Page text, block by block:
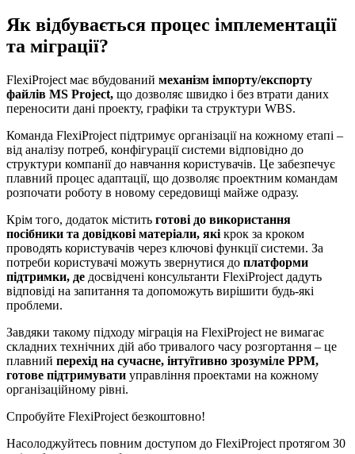
Як відбувається процес імплементації
та міграції?
FlexiProject має вбудований механізм імпорту/експорту
файлів MS Project, що дозволяє швидко і без втрати даних
переносити дані проекту, графіки та структури WBS.
Команда FlexiProject підтримує організації на кожному етапі –
від аналізу потреб, конфігурації системи відповідно до
структури компанії до навчання користувачів. Це забезпечує
плавний процес адаптації, що дозволяє проектним командам
розпочати роботу в новому середовищі майже одразу.
Крім того, додаток містить готові до використання
посібники та довідкові матеріали, які крок за кроком
проводять користувачів через ключові функції системи. За
потреби користувачі можуть звернутися до платформи
підтримки, де досвідчені консультанти FlexiProject дадуть
відповіді на запитання та допоможуть вирішити будь-які
проблеми.
Завдяки такому підходу міграція на FlexiProject не вимагає
складних технічних дій або тривалого часу розгортання – це
плавний перехід на сучасне, інтуїтивно зрозуміле PPM,
готове підтримувати управління проектами на кожному
організаційному рівні.
Спробуйте FlexiProject безкоштовно!
Насолоджуйтесь повним доступом до FlexiProject протягом 30